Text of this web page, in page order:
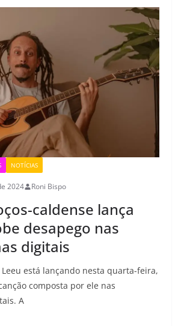
NOTÍCIAS
2024 Roni Bispo
caldense lança
desapego nas
digitais
está lançando nesta quarta-feira,
composta por ele nas
A